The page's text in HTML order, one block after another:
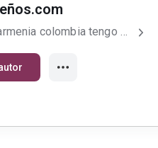
...mi nombre es laura vivo en armenia colombia tengo 23 años soy una persona super callada peo me gusta escuchar musica leer libros tambien manga anime soy youtubers